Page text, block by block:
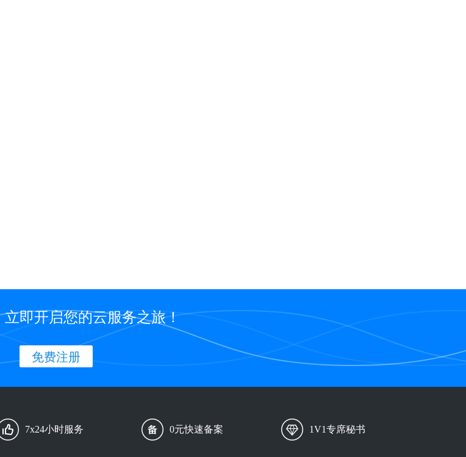
立即开启您的云服务之旅！
免费注册
7x24小时服务 0元快速备案 1V1专席秘书